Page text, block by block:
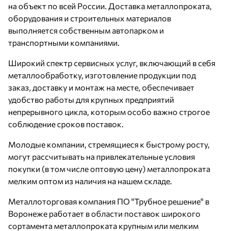
на объект по всей России. Доставка металлопроката,
оборудования и строительных материалов
выполняется собственным автопарком и
транспортными компаниями.
Широкий спектр сервисных услуг, включающий в себя
металлообработку, изготовление продукции под
заказ, доставку и монтаж на месте, обеспечивает
удобство работы для крупных предприятий
непрерывного цикла, которым особо важно строгое
соблюдение сроков поставок.
Молодые компании, стремящиеся к быстрому росту,
могут рассчитывать на привлекательные условия
покупки (в том числе оптовую цену) металлопроката
мелким оптом из наличия на нашем складе.
Металлоторговая компания ПО "Трубное решение" в
Воронеже работает в области поставок широкого
сортамента металлопроката крупным или мелким